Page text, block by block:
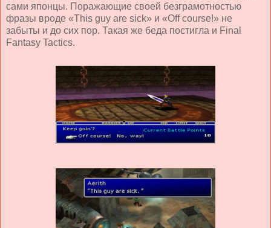
сами японцы. Поражающие своей безграмотностью
фразы вроде «This guy are sick» и «Off course!» не
забыты и до сих пор. Такая же беда постигла и Final
Fantasy Tactics.